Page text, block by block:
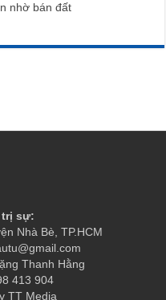
nhờ bán đất
trị sự:
Nhà Bè, TP.HCM
Thanh Hằng
413 904
TT Media